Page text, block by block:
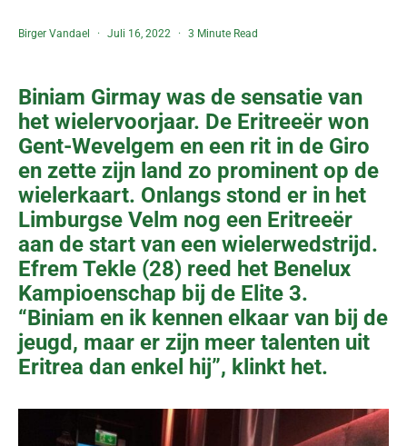
Birger Vandael Juli 16, 2022 3 Minute Read
Biniam Girmay was de sensatie van
het wielervoorjaar. De Eritreeër won
Gent-Wevelgem en een rit in de Giro
en zette zijn land zo prominent op de
wielerkaart. Onlangs stond er in het
Limburgse Velm nog een Eritreeër
aan de start van een wielerwedstrijd.
Efrem Tekle (28) reed het Benelux
Kampioenschap bij de Elite 3.
“Biniam en ik kennen elkaar van bij de
jeugd, maar er zijn meer talenten uit
Eritrea dan enkel hij”, klinkt het.